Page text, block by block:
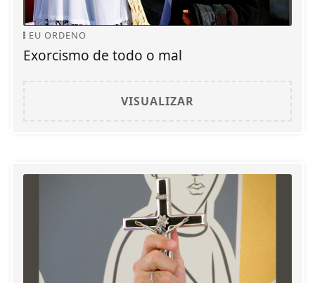
EU ORDENO
Exorcismo de todo o mal
VISUALIZAR